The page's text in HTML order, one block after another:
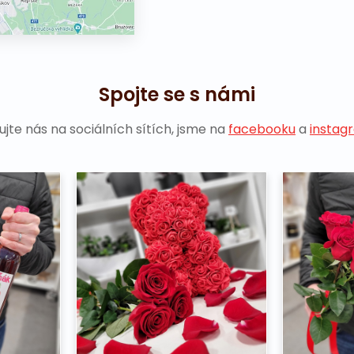
Spojte se s námi
nás na sociálních sítích, jsme na facebookua